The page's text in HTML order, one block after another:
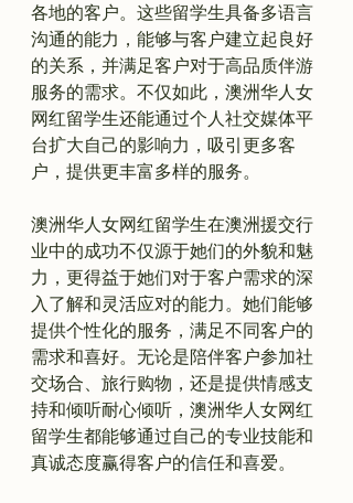
各地的客户。这些留学生具备多语言
沟通的能力，能够与客户建立起良好
的关系，并满足客户对于高品质伴游
服务的需求。不仅如此，澳洲华人女
网红留学生还能通过个人社交媒体平
台扩大自己的影响力，吸引更多客
户，提供更丰富多样的服务。
澳洲华人女网红留学生在澳洲援交行
业中的成功不仅源于她们的外貌和魅
力，更得益于她们对于客户需求的深
入了解和灵活应对的能力。她们能够
提供个性化的服务，满足不同客户的
需求和喜好。无论是陪伴客户参加社
交场合、旅行购物，还是提供情感支
持和倾听耐心倾听，澳洲华人女网红
留学生都能够通过自己的专业技能和